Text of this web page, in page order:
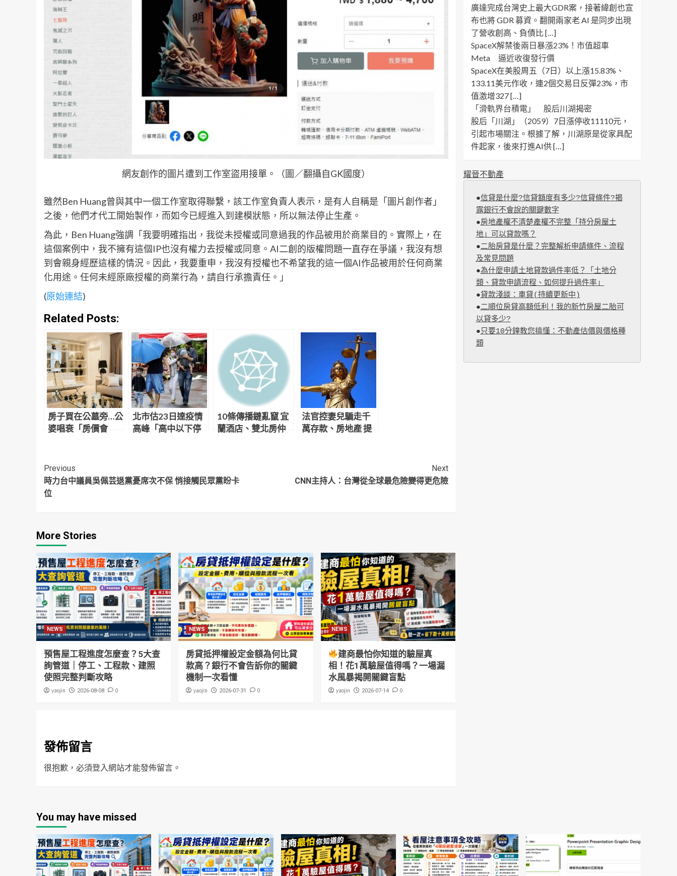
網友創作的圖片遭到工作室盜用接單。（圖／翻攝自GK國度）
雖然Ben Huang曾與其中一個工作室取得聯繫，該工作室負責人表示，是有人自稱是「圖片創作者」
之後，他們才代工開始製作，而如今已經進入到建模狀態，所以無法停止生產。
為此，Ben Huang強調「我要明確指出，我從未授權或同意過我的作品被用於商業目的。實際上，在
這個案例中，我不擁有這個IP也沒有權力去授權或同意。AI二創的版權問題一直存在爭議，我沒有想
到會親身經歷這樣的情況。因此，我要重申，我沒有授權也不希望我的這一個AI作品被用於任何商業
化用途。任何未經原廠授權的商業行為，請自行承擔責任。」
(原始連結)
Related Posts:
房子買在公墓旁…公
婆唱衰「房價會
不起
北市估23日達疫情
高峰「高中以下停
10條傳播鏈亂竄 宜
蘭酒店、雙北房仲
法官控妻兒騙走千
萬存款、房地產 提
Continue
Reading
Previous
時力台中議員吳佩芸退黨憂席次不保 悄接觸民眾黨盼卡
位
Next
CNN主持人：台灣從全球最危險變得更危險
More Stories
NEWS
預售屋工程進度怎麼查？5大查
詢管道｜停工、工程款、建照
使照完整判斷攻略
yaojin 2026-08-08 0
NEWS
房貸抵押權設定金額為何比貸
款高？銀行不會告訴你的關鍵
機制一次看懂
yaojin 2026-07-31 0
NEWS
建商最怕你知道的驗屋真
相！花1萬驗屋值得嗎？一場漏
水風暴揭開關鍵盲點
yaojin 2026-07-14 0
發佈留言
很抱歉，必須登入 網站才能發佈留言。
廣達完成台灣史上最大GDR案，接著緯創也宣
布也將 GDR 募資。翻開兩家老 AI 是同步出現
了營收創高、負債比 […]
SpaceX解禁後兩日暴漲23%！市值超車
Meta 逼近收復發行價
SpaceX在美股周五（7日）以上漲15.83%、
133.11美元作收，連2個交易日反彈23%，市
值激增327 […]
「滑軌界台積電」 股后川湖揭密
股后「川湖」（2059）7日漲停收11110元，
引起市場關注。根據了解，川湖原是從家具配
件起家，後來打進AI供 […]
耀晉不動產
●信貸是什麼?信貸額度有多少?信貸條件?揭
露銀行不會說的關鍵數字
●房地產權不清楚產權不完整「持分房屋土
地」可以貸款嗎？
●二胎房貸是什麼？完整解析申請條件、流程
及常見問題
●為什麼申請土地貸款過件率低？「土地分
類、貸款申請流程、如何提升過件率」
●貸款淺談：車貸(持續更新中)
●二順位房貸高額低利！我的新竹房屋二胎可
以貸多少?
●只要10分鐘教您搞懂：不動產估價與價格種
類
You may have missed